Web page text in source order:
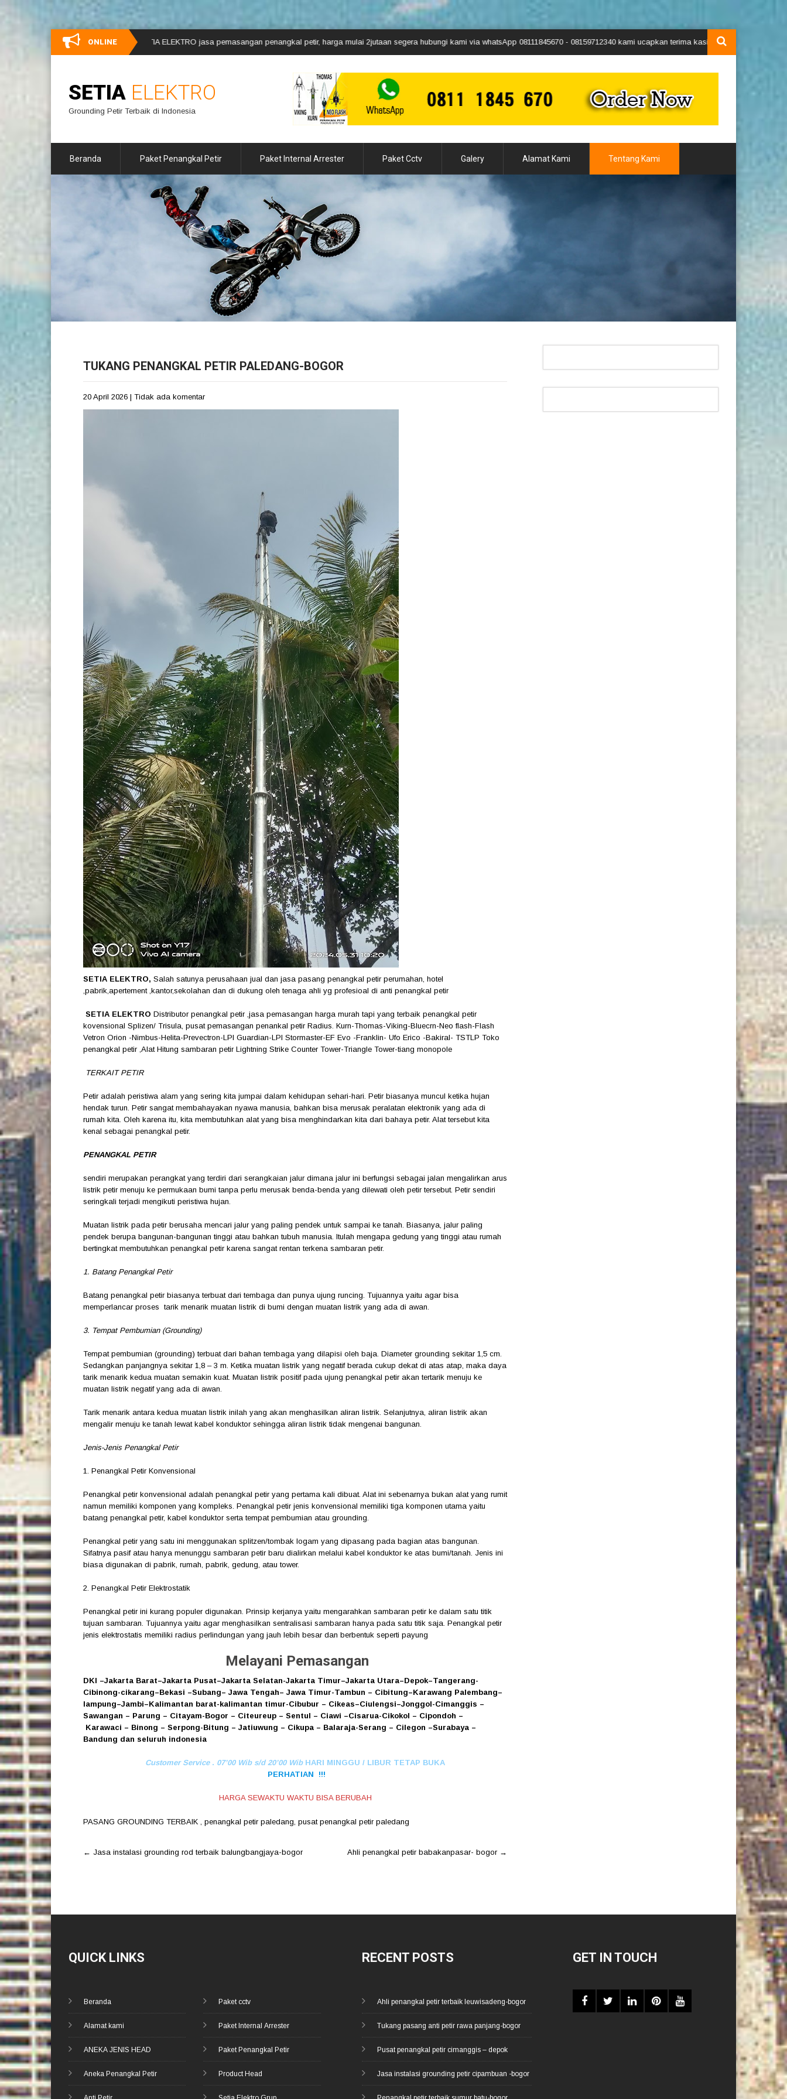
ONLINE
datang di website SETIA ELEKTRO jasa pemasangan penangkal petir, harga mulai 2jutaan segera hubungi kami via whatsApp 08111845670 - 08159712340 kami ucapkan terima kasih atas kunjungan anda.!!!
SETIA ELEKTRO
Grounding Petir Terbaik di Indonesia
Beranda Paket Penangkal Petir Paket Internal Arrester Paket Cctv Galery Alamat Kami Tentang Kami
TUKANG PENANGKAL PETIR PALEDANG-BOGOR
20 April 2026 | Tidak ada komentar
SETIA ELEKTRO, Salah satunya perusahaan jual dan jasa pasang penangkal petir perumahan, hotel
,pabrik,apertement ,kantor,sekolahan dan di dukung oleh tenaga ahli yg profesioal di anti penangkal petir
SETIA ELEKTRO Distributor penangkal petir ,jasa pemasangan harga murah tapi yang terbaik penangkal petir
kovensional Splizen/ Trisula, pusat pemasangan penankal petir Radius. Kurn-Thomas-Viking-Bluecrn-Neo flash-Flash
Vetron Orion -Nimbus-Helita-Prevectron-LPI Guardian-LPI Stormaster-EF Evo -Franklin- Ufo Erico -Bakiral- TSTLP Toko
penangkal petir ,Alat Hitung sambaran petir Lightning Strike Counter Tower-Triangle Tower-tiang monopole
TERKAIT PETIR
Petir adalah peristiwa alam yang sering kita jumpai dalam kehidupan sehari-hari. Petir biasanya muncul ketika hujan
hendak turun. Petir sangat membahayakan nyawa manusia, bahkan bisa merusak peralatan elektronik yang ada di
rumah kita. Oleh karena itu, kita membutuhkan alat yang bisa menghindarkan kita dari bahaya petir. Alat tersebut kita
kenal sebagai penangkal petir.
PENANGKAL PETIR
sendiri merupakan perangkat yang terdiri dari serangkaian jalur dimana jalur ini berfungsi sebagai jalan mengalirkan arus
listrik petir menuju ke permukaan bumi tanpa perlu merusak benda-benda yang dilewati oleh petir tersebut. Petir sendiri
seringkali terjadi mengikuti peristiwa hujan.
Muatan listrik pada petir berusaha mencari jalur yang paling pendek untuk sampai ke tanah. Biasanya, jalur paling
pendek berupa bangunan-bangunan tinggi atau bahkan tubuh manusia. Itulah mengapa gedung yang tinggi atau rumah
bertingkat membutuhkan penangkal petir karena sangat rentan terkena sambaran petir.
1. Batang Penangkal Petir
Batang penangkal petir biasanya terbuat dari tembaga dan punya ujung runcing. Tujuannya yaitu agar bisa
memperlancar proses tarik menarik muatan listrik di bumi dengan muatan listrik yang ada di awan.
3. Tempat Pembumian (Grounding)
Tempat pembumian (grounding) terbuat dari bahan tembaga yang dilapisi oleh baja. Diameter grounding sekitar 1,5 cm.
Sedangkan panjangnya sekitar 1,8 – 3 m. Ketika muatan listrik yang negatif berada cukup dekat di atas atap, maka daya
tarik menarik kedua muatan semakin kuat. Muatan listrik positif pada ujung penangkal petir akan tertarik menuju ke
muatan listrik negatif yang ada di awan.
Tarik menarik antara kedua muatan listrik inilah yang akan menghasilkan aliran listrik. Selanjutnya, aliran listrik akan
mengalir menuju ke tanah lewat kabel konduktor sehingga aliran listrik tidak mengenai bangunan.
Jenis-Jenis Penangkal Petir
1. Penangkal Petir Konvensional
Penangkal petir konvensional adalah penangkal petir yang pertama kali dibuat. Alat ini sebenarnya bukan alat yang rumit
namun memiliki komponen yang kompleks. Penangkal petir jenis konvensional memiliki tiga komponen utama yaitu
batang penangkal petir, kabel konduktor serta tempat pembumian atau grounding.
Penangkal petir yang satu ini menggunakan splitzen/tombak logam yang dipasang pada bagian atas bangunan.
Sifatnya pasif atau hanya menunggu sambaran petir baru dialirkan melalui kabel konduktor ke atas bumi/tanah. Jenis ini
biasa digunakan di pabrik, rumah, pabrik, gedung, atau tower.
2. Penangkal Petir Elektrostatik
Penangkal petir ini kurang populer digunakan. Prinsip kerjanya yaitu mengarahkan sambaran petir ke dalam satu titik
tujuan sambaran. Tujuannya yaitu agar menghasilkan sentralisasi sambaran hanya pada satu titik saja. Penangkal petir
jenis elektrostatis memiliki radius perlindungan yang jauh lebih besar dan berbentuk seperti payung
Melayani Pemasangan
DKI –Jakarta Barat–Jakarta Pusat–Jakarta Selatan-Jakarta Timur–Jakarta Utara–Depok–Tangerang-
Cibinong-cikarang–Bekasi –Subang– Jawa Tengah– Jawa Timur-Tambun – Cibitung–Karawang Palembang–
lampung–Jambi–Kalimantan barat-kalimantan timur-Cibubur – Cikeas–Ciulengsi–Jonggol-Cimanggis –
Sawangan – Parung – Citayam-Bogor – Citeureup – Sentul – Ciawi –Cisarua-Cikokol – Cipondoh –
Karawaci – Binong – Serpong-Bitung – Jatiuwung – Cikupa – Balaraja-Serang – Cilegon –Surabaya –
Bandung dan seluruh indonesia
Customer Service . 07’00 Wib s/d 20’00 WibHARI MINGGU / LIBUR TETAP BUKA
PERHATIAN !!!
HARGA SEWAKTU WAKTU BISA BERUBAH
PASANG GROUNDING TERBAIK penangkal petir paledang pusat penangkal petir paledang
Post
← Jasa instalasi grounding rod terbaik balungbangjaya-bogor Ahli penangkal petir babakanpasar- bogor →
QUICK LINKS
Beranda
Alamat kami
ANEKA JENIS HEAD
Aneka Penangkal Petir
Paket cctv
Paket Internal Arrester
Paket Penangkal Petir
Product Head
RECENT POSTS
Ahli penangkal petir terbaik leuwisadeng-bogor
Tukang pasang anti petir rawa panjang-bogor
Pusat penangkal petir cimanggis – depok
Jasa instalasi grounding petir cipambuan -bogor
GET IN TOUCH